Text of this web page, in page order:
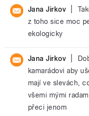
Jana Jirkov
z toho sice moc
ekologicky
Jana Jirkov
kamarádovi aby
mají ve slevách,
všemi mými
přeci jenom